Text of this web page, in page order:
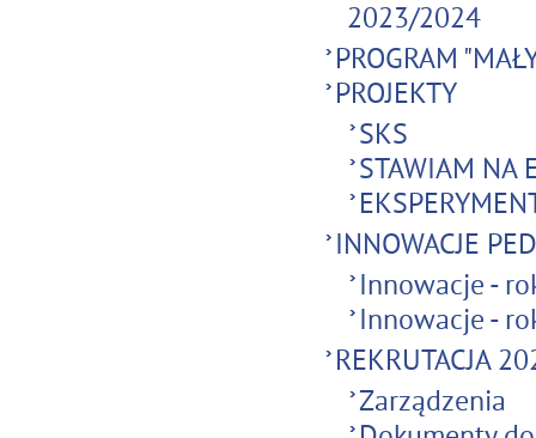
2023/2024
PROGRAM
PROJEKTY
SKS
STAWIAM NA
INNOWACJE
Innowacje -
Innowacje -
REKRUTACJA
Zarządzenia